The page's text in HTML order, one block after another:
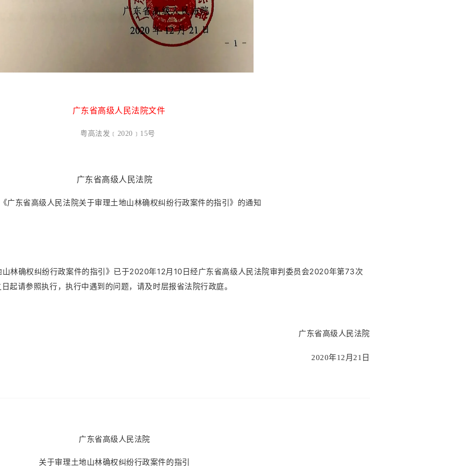
广东省高级人民法院文件
粤高法发 ﹝ 2020 ﹞ 15号
广东省高级人民法院
广东省高级人民法院关于审理土地山林确权纠纷行政案件的指引》的通知
林确权纠纷行政案件的指引》已于2020年12月 10 日经广东省高级人民法院审判委员会2020年第73次
起请参照执行，执行中遇到的问题，请及时层报省法院行政庭。
广东省高级人民法院
2020年12月21日
广东省高级人民法院
关于审理土地山林确权纠纷行政案件的指引